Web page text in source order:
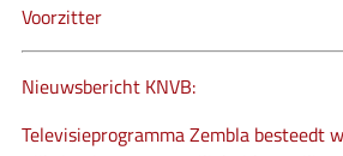
Voorzitter
Nieuwsbericht KNVB:
Televisieprogramma Zembla besteedt